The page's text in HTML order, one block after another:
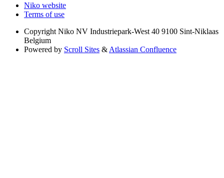
Niko website
Terms of use
Copyright Niko NV Industriepark-West 40 9100 Sint-Niklaas
Belgium
Powered by Scroll Sites & Atlassian Confluence